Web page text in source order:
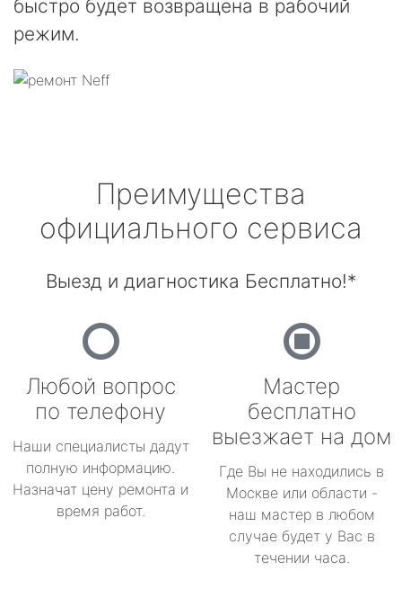
быстро будет возвращена в рабочий
режим.
Преимущества
официального сервиса
Выезд и диагностика Бесплатно!*
Любой вопрос
по телефону
Наши специалисты дадут
полную информацию.
Назначат цену ремонта и
время работ.
Мастер
бесплатно
выезжает на дом
Где Вы не находились в
Москве или области -
наш мастер в любом
случае будет у Вас в
течении часа.